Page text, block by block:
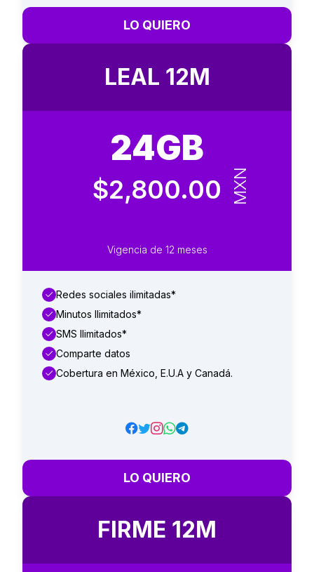
LO QUIERO
LEAL 12M
24GB
$2,800.00 MXN
Vigencia de 12 meses
Redes sociales ilimitadas*
Minutos Ilimitados*
SMS Ilimitados*
Comparte datos
Cobertura en México, E.U.A y Canadá.
LO QUIERO
FIRME 12M